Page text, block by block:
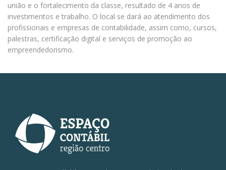
união e o fortalecimento da classe, resultado de 4 anos de
investimentos e trabalho. O local se dará ao atendimento dos
profissionais e empresas de contabilidade, assim como, cursos,
palestras, certificação digital e serviços de promoção ao
empreendedorismo.